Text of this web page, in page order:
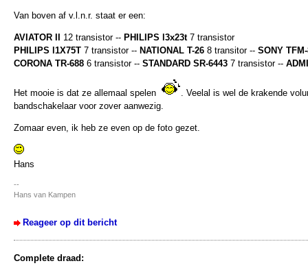
Van boven af v.l.n.r. staat er een:
AVIATOR II 12 transistor -- PHILIPS l3x23t7 transistor
PHILIPS l1X75T 7 transistor -- NATIONAL T-26 8 transitor -- SONY
CORONA TR-688 6 transistor -- STANDARD SR-6443 7 transistor --
Het mooie is dat ze allemaal spelen
. Veelal is wel de krakende
bandschakelaar voor zover aanwezig.
Zomaar even, ik heb ze even op de foto gezet.
Hans
--
Hans van Kampen
Reageer op dit bericht
Complete draad: